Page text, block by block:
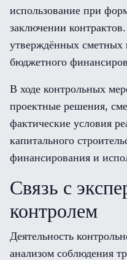
использование при
заключении
утверждённых сметных
бюджетного
В ходе контрольных
проектные решения,
фактические условия
капитального
финансирования и
Связь с
контролем
Деятельность
анализом соблюдения